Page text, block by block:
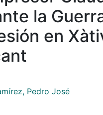
la
en
Pedro José